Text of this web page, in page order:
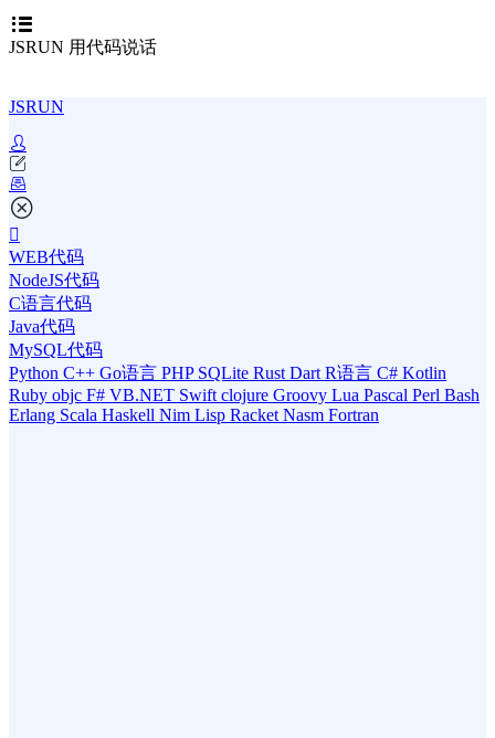
JSRUN 用代码说话
JSRUN
WEB代码
NodeJS代码
C语言代码
Java代码
MySQL代码
Python C++ Go语言 PHP SQLite Rust Dart R语言 C# Kotlin
Ruby objc F# VB.NET Swift clojure Groovy Lua Pascal Perl Bash
Erlang Scala Haskell Nim Lisp Racket Nasm Fortran